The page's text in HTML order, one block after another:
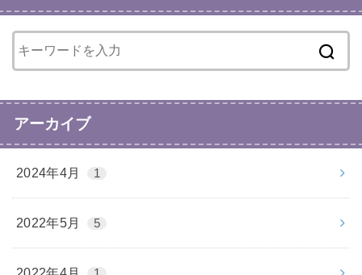
アーカイブ
2024年4月 1
2022年5月 5